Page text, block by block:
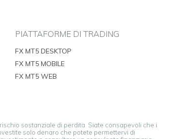
PIATTAFORME DI TRADING
FX MT5 DESKTOP
FX MT5 MOBILE
FX MT5 WEB
sostanziale di perdita. Siate consapevoli che i
solo denaro che potete permettervi di